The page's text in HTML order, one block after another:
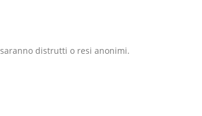
distrutti o resi anonimi.